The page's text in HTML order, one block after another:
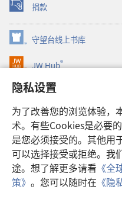
隐私设置
为了改善您的浏览体验，
术。有些Cookies是必要
是您必须接受的。其他用
可以选择接受或拒绝。我
途。想了解更多请看 《
策》 。您可以随时在 《隐
捐款
（打
开
新
窗
口）
守望台线上书库
（打
开
新
口）
JW Hub®
（打
开
新
窗
口）
JW Library®
Watchtower Library
Copyright© 2026 Watch Tower
使用条款|